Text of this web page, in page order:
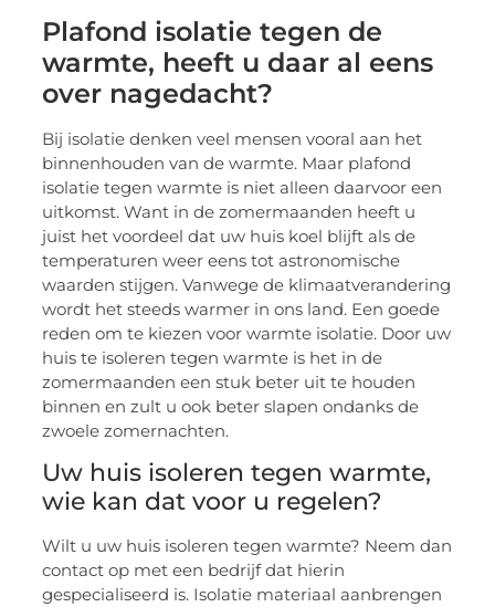
Plafond isolatie tegen de
warmte, heeft u daar al eens
over nagedacht?
Bij isolatie denken veel mensen vooral aan het
binnenhouden van de warmte. Maar plafond
isolatie tegen warmte is niet alleen daarvoor een
uitkomst. Want in de zomermaanden heeft u
juist het voordeel dat uw huis koel blijft als de
temperaturen weer eens tot astronomische
waarden stijgen. Vanwege de klimaatverandering
wordt het steeds warmer in ons land. Een goede
reden om te kiezen voor warmte isolatie. Door uw
huis te isoleren tegen warmte is het in de
zomermaanden een stuk beter uit te houden
binnen en zult u ook beter slapen ondanks de
zwoele zomernachten.
Uw huis isoleren tegen warmte,
wie kan dat voor u regelen?
Wilt u uw huis isoleren tegen warmte? Neem dan
contact op met een bedrijf dat hierin
gespecialiseerd is. Isolatie materiaal aanbrengen